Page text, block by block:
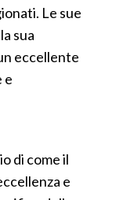
Le sue
sua
eccellente
e
di come il
e